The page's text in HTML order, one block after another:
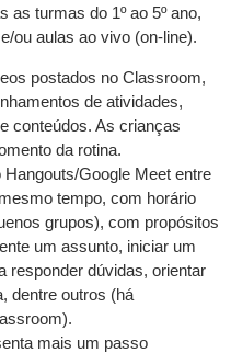
turmas do 1º ao 5º ano,
ou aulas ao vivo (on-line).
postados no Classroom,
de atividades,
conteúdos. As crianças
da rotina.
Hangouts/Google Meet entre
tempo, com horário
grupos), com propósitos
um assunto, iniciar um
responder dúvidas, orientar
dentre outros (há
mais um passo